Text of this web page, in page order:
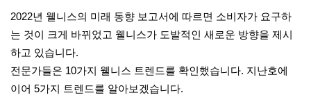
2022년 웰니스의 미래 동향 보고서에 따르면 소비자가 요구하
는 것이 크게 바뀌었고 웰니스가 도발적인 새로운 방향을 제시
하고 있습니다.
전문가들은 10가지 웰니스 트렌드를 확인했습니다. 지난호에
이어 5가지 트렌드를 알아보겠습니다.